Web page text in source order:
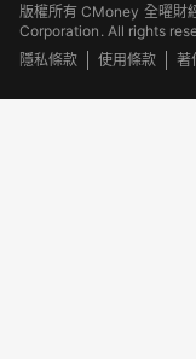
版權所有 CMoney 全曜
Corporation. All rights
隱私條款
使用條款 著